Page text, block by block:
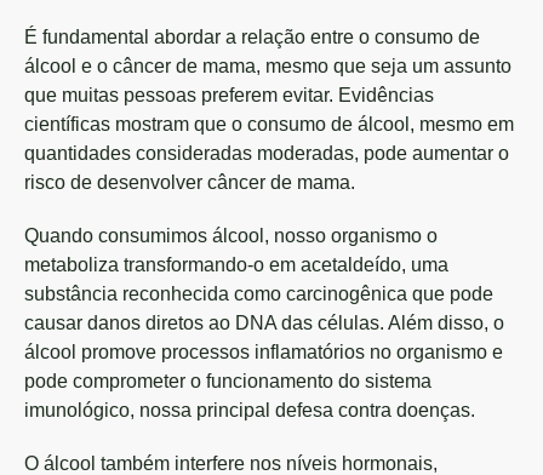
É fundamental abordar a relação entre o consumo de
álcool e o câncer de mama, mesmo que seja um assunto
que muitas pessoas preferem evitar. Evidências
científicas mostram que o consumo de álcool, mesmo em
quantidades consideradas moderadas, pode aumentar o
risco de desenvolver câncer de mama.
Quando consumimos álcool, nosso organismo o
metaboliza transformando-o em acetaldeído, uma
substância reconhecida como carcinogênica que pode
causar danos diretos ao DNA das células. Além disso, o
álcool promove processos inflamatórios no organismo e
pode comprometer o funcionamento do sistema
imunológico, nossa principal defesa contra doenças.
O álcool também interfere nos níveis hormonais,